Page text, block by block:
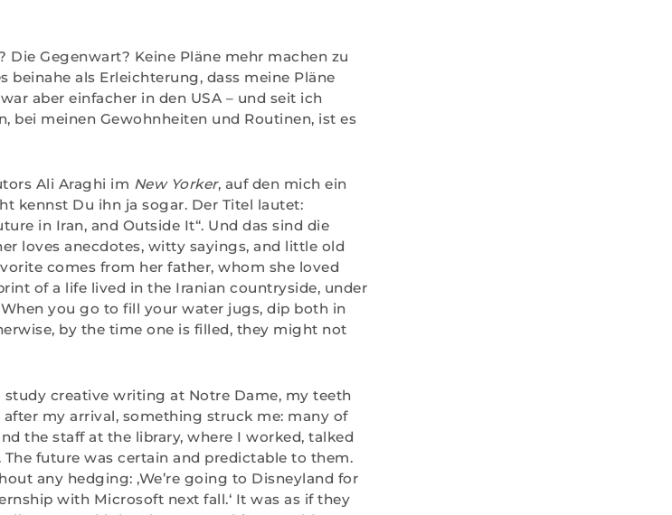
Die Gegenwart? Keine Pläne mehr machen zu
beinahe als Erleichterung, dass meine Pläne
aber einfacher in den USA – und seit ich
bei meinen Gewohnheiten und Routinen, ist es
Ali Araghi im New Yorker, auf den mich ein
kennst Du ihn ja sogar. Der Titel lautet:
in Iran, and Outside It“. Und das sind die
loves anecdotes, witty sayings, and little old
comes from her father, whom she loved
of a life lived in the Iranian countryside, under
you go to fill your water jugs, dip both in
by the time one is filled, they might not
study creative writing at Notre Dame, my teeth
my arrival, something struck me: many of
the staff at the library, where I worked, talked
future was certain and predictable to them.
any hedging: ‚We’re going to Disneyland for
with Microsoft next fall.‘ It was as if they